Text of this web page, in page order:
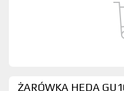
ŻARÓWKA HEDA